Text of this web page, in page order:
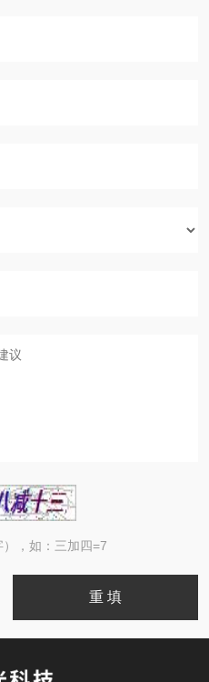
，如：三加四=7